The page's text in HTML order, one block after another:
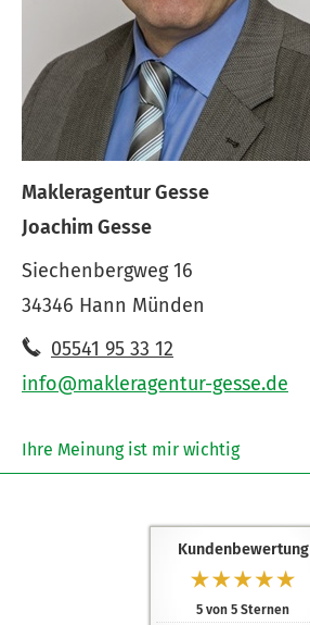
Makleragentur Gesse
Joachim Gesse
Siechenbergweg 16
34346 Hann Münden
05541 95 33 12
info@makleragentur-gesse.de
Ihre Meinung ist mir wichtig
Kundenbewertung
5 von 5 Sternen